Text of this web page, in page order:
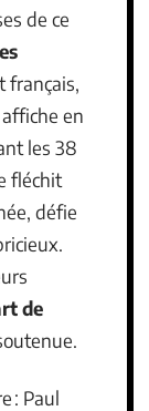
de ce
français,
en
les 38
fléchit
défie
de
: Paul